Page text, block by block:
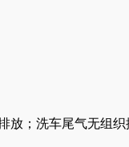
放；洗车尾气无组织